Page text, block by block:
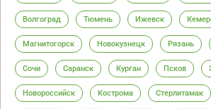
Волгоград Тюмень Ижевск
Магнитогорск Новокузнецк Рязань
Сочи Саранск Курган Псков
Новороссийск Кострома Стерлитамак